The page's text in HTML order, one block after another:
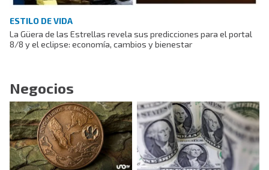
ESTILO DE VIDA
La Güera de las Estrellas revela sus predicciones para el portal
8/8 y el eclipse: economía, cambios y bienestar
Negocios